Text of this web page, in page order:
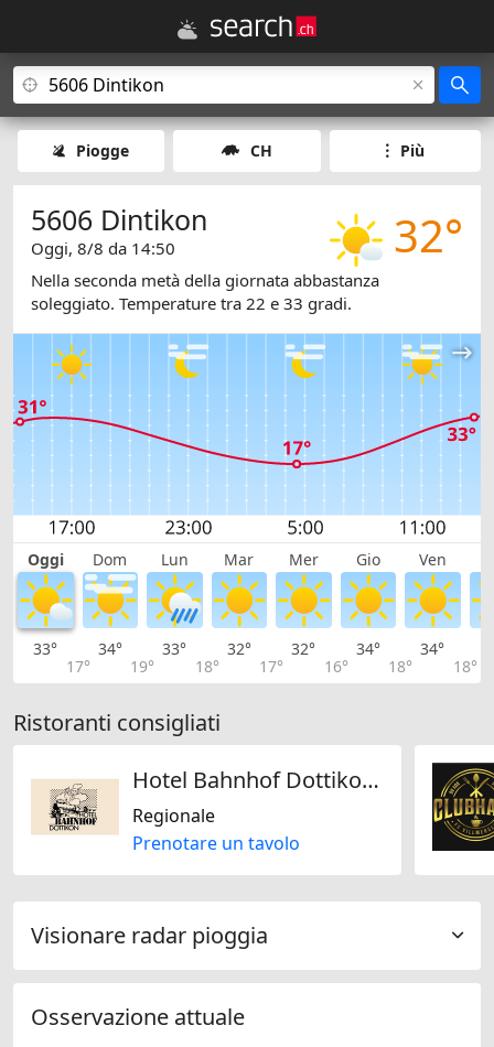
Piogge CH Più
32°
5606 Dintikon
Oggi, 8/8 da 14:50
Nella seconda metà della giornata abbastanza
soleggiato. Temperature tra 22 e 33 gradi.
Oggi Dom Lun Mar Mer Gio Ven
33°
17°
34°
19°
33°
18°
32°
17°
32°
16°
34°
18°
34°
18°
Ristoranti consigliati
Hotel Bahnhof Dottikon AG
Regionale
Prenotare un tavolo
Visionare radar pioggia
Osservazione attuale